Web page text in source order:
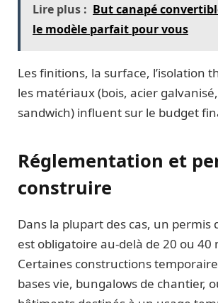
Lire plus : But canapé
le modèle parfait pour vous
Les finitions, la surface, l’isolation
les matériaux (bois, acier
sandwich) influent sur le budget
Réglementation et
construire
Dans la plupart des cas, un permis
est obligatoire au-delà de 20 ou 40
Certaines constructions
bases vie, bungalows de chantier,